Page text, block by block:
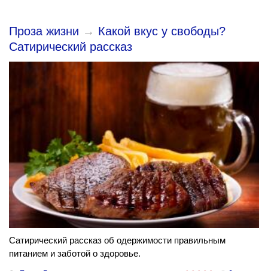
Проза жизни → Какой вкус у свободы?
Сатирический рассказ
Сатирический рассказ об одержимости правильным
питанием и заботой о здоровье.